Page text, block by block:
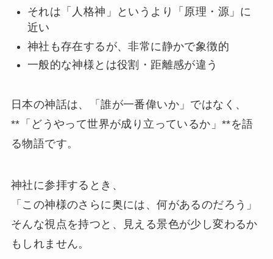
それは「人格神」というより「原理・源」に
近い
神社も存在するが、非常に静かで象徴的
一般的な神様とは役割・距離感が違う
日本の神話は、「誰が一番偉いか」ではなく、
**「どうやって世界が成り立っているか」**を語
る物語です。
神社に参拝するとき、
「この神様のさらに奥には、何があるのだろう」
そんな視点を持つと、見える景色が少し変わるか
もしれません。